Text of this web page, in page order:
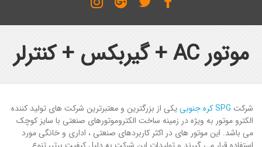
موتور AC + گیربکس + کنترلر
شرکت SPG کره جنوبی
یکی از بزرگترین و معتبرترین شرکت های تولید کننده
الکترو موتور به ویژه در زمینه ساخت الکتروموتورهای صنعتی با سایز کوچک
می باشد. این موتور های در اکثر کاربردهای صنعتی ، اداری و خانگی مورد